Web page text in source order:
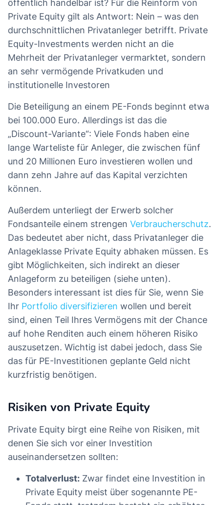
öffentlich handelbar ist? Für die Reinform von
Private Equity gilt als Antwort: Nein – was den
durchschnittlichen Privatanleger betrifft. Private
Equity-Investments werden nicht an die
Mehrheit der Privatanleger vermarktet, sondern
an sehr vermögende Privatkuden und
institutionelle Investoren
Die Beteiligung an einem PE-Fonds beginnt etwa
bei 100.000 Euro. Allerdings ist das die
„Discount-Variante“: Viele Fonds haben eine
lange Warteliste für Anleger, die zwischen fünf
und 20 Millionen Euro investieren wollen und
dann zehn Jahre auf das Kapital verzichten
können.
Außerdem unterliegt der Erwerb solcher
Fondsanteile einem strengen Verbraucherschutz.
Das bedeutet aber nicht, dass Privatanleger die
Anlageklasse Private Equity abhaken müssen. Es
gibt Möglichkeiten, sich indirekt an dieser
Anlageform zu beteiligen (siehe unten).
Besonders interessant ist dies für Sie, wenn Sie
Ihr Portfolio diversifizieren wollen und bereit
sind, einen Teil Ihres Vermögens mit der Chance
auf hohe Renditen auch einem höheren Risiko
auszusetzen. Wichtig ist dabei jedoch, dass Sie
das für PE-Investitionen geplante Geld nicht
kurzfristig benötigen.
Risiken von Private Equity
Private Equity birgt eine Reihe von Risiken, mit
denen Sie sich vor einer Investition
auseinandersetzen sollten:
Totalverlust: Zwar findet eine Investition in
Private Equity meist über sogenannte PE-